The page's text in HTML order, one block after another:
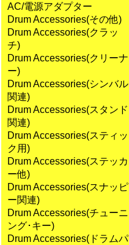
AC/電源アダプター
Drum Accessories(その他)
Drum Accessories(クラッ
チ)
Drum Accessories(クリーナ
ー)
Drum Accessories(シンバル
関連)
Drum Accessories(スタンド
関連)
Drum Accessories(スティッ
ク用)
Drum Accessories(ステッカ
ー他)
Drum Accessories(スナッピ
ー関連)
Drum Accessories(チューニ
ング･キー)
Drum Accessories(ドラムパ